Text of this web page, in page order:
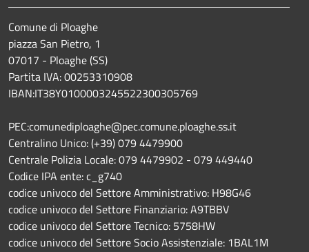
Comune di Ploaghe
piazza San Pietro, 1
07017 - Ploaghe (SS)
Partita IVA: 00253310908
IBAN:IT38Y0100003245522300305769
PEC:comunediploaghe@pec.comune.ploaghe.ss.it
Centralino Unico: (+39) 079 4479900
Centrale Polizia Locale: 079 4479902 - 079 449440
Codice IPA ente: c_g740
codice univoco del Settore Amministrativo: H98G46
codice univoco del Settore Finanziario: A9TBBV
codice univoco del Settore Tecnico: 5758HW
codice univoco del Settore Socio Assistenziale: 1BAL1M